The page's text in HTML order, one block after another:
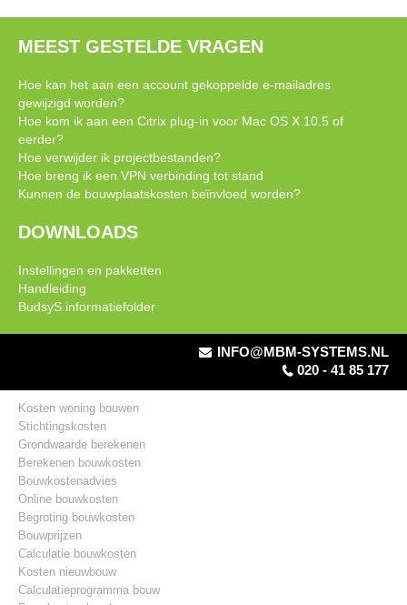
MEEST GESTELDE VRAGEN
Hoe kan het aan een account gekoppelde e-mailadres
gewijzigd worden?
Hoe kom ik aan een Citrix plug-in voor Mac OS X 10.5 of
eerder?
Hoe verwijder ik projectbestanden?
Hoe breng ik een VPN verbinding tot stand
Kunnen de bouwplaatskosten beϊnvloed worden?
DOWNLOADS
Instellingen en pakketten
Handleiding
BudsyS informatiefolder
INFO@MBM-SYSTEMS.NL
020 - 41 85 177
Kosten woning bouwen
Stichtingskosten
Grondwaarde berekenen
Berekenen bouwkosten
Bouwkostenadvies
Online bouwkosten
Begroting bouwkosten
Bouwprijzen
Calculatie bouwkosten
Kosten nieuwbouw
Calculatieprogramma bouw